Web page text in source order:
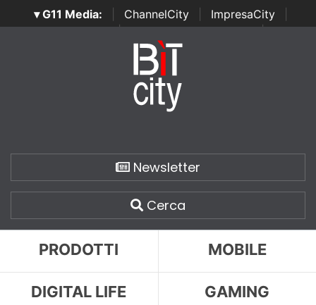
▾ G11 Media: ChannelCity ImpresaCity
SecurityOpenLab | Italian Channel Awards | Italian
Italian Security Awards
Newsletter
Cerca
PRODOTTI MOBILE
DIGITAL LIFE GAMING